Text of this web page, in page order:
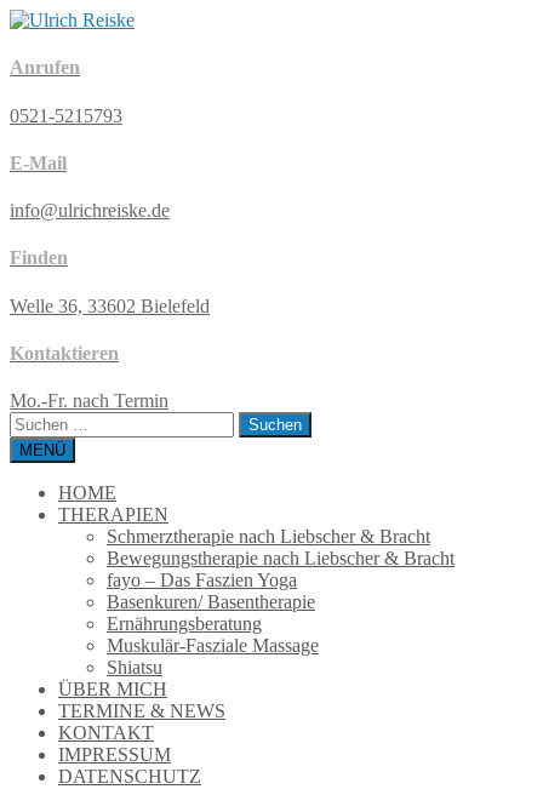
Anrufen
0521-5215793
E-Mail
info@ulrichreiske.de
Finden
Welle 36, 33602 Bielefeld
Kontaktieren
Mo.-Fr. nach Termin
Suchen
nach:
MENÜ
HOME
THERAPIEN
Schmerztherapie nach Liebscher & Bracht
Bewegungstherapie nach Liebscher & Bracht
fayo – Das Faszien Yoga
Basenkuren/ Basentherapie
Ernährungsberatung
Muskulär-Fasziale Massage
Shiatsu
ÜBER MICH
TERMINE & NEWS
KONTAKT
IMPRESSUM
DATENSCHUTZ